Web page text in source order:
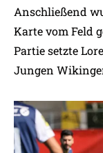
Anschließend
Karte vom Feld
Partie setzte
Jungen